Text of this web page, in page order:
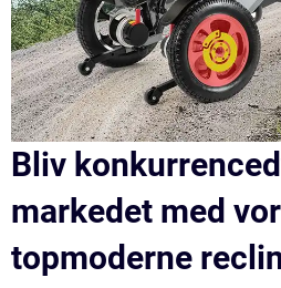
Bliv
markedet med
topmoderne